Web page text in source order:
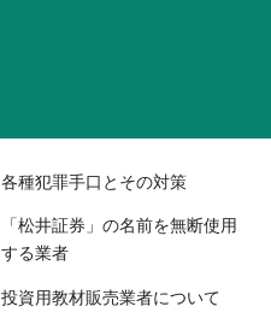
各種犯罪手口とその対策
「松井証券」の名前を無断使用
する業者
投資用教材販売業者について